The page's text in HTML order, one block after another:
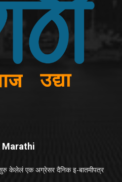
Marathi
सुरु केलेलं एक अग्रेसर दैनिक इ-बातमीपत्र